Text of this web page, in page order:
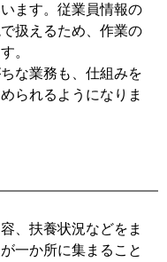
ます。従業員情報の
扱えるため、作業の
。
な業務も、仕組みを
られるようになりま
、扶養状況などをま
一か所に集まること